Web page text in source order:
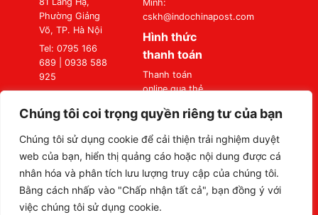
Chúng tôi coi trọng quyền riêng tư của bạn
Chúng tôi sử dụng cookie để cải thiện trải nghiệm duyệt
web của bạn, hiển thị quảng cáo hoặc nội dung được cá
nhân hóa và phân tích lưu lượng truy cập của chúng tôi.
Bằng cách nhấp vào "Chấp nhận tất cả", bạn đồng ý với
việc chúng tôi sử dụng cookie.
Phường Giảng
Võ, TP. Hà Nội
Tel: 0795 166
689 | 0938 588
925
Gòn: Số 87
Đường A4
(K300), Phường
Bảy Hiền, TP. Hồ
Tel: 0795 166
689 | 0938 588
925
Minh:
cskh@indochinapost.com
Hình thức
thanh toán
Thanh toán
online qua thẻ
Thanh toán tại
Văn Phòng